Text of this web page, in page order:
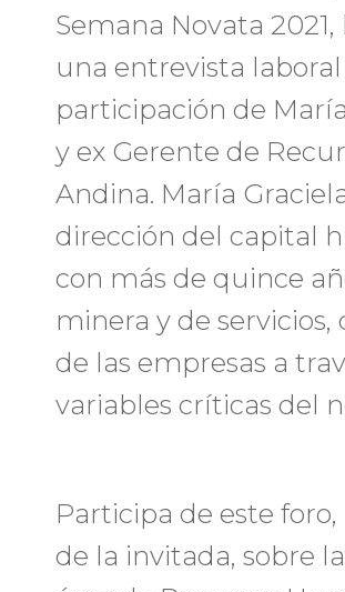
Semana Novata
una entrevista
participación de
y ex Gerente de
Andina. María
dirección del capital
con más de quince
minera y de
de las empresas a
variables críticas del
Participa de este
de la invitada, sobre